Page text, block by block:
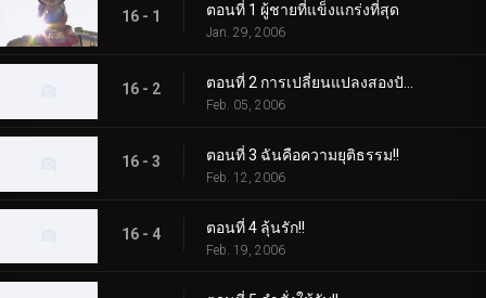
16 - 1 ตอนที่ 1 ผู้ชายที่แข็งแกร่งที่สุด
Jan. 29, 2006
16 - 2 ตอนที่ 2 การเปลี่ยนแปลงสองปัจจัยครั้งแรก
Feb. 05, 2006
16 - 3 ตอนที่ 3 ฉันคือความยุติธรรม!!
Feb. 12, 2006
16 - 4 ตอนที่ 4 ลุ้นรัก!!
Feb. 19, 2006